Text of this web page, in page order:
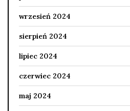
wrzesień 2024
sierpień 2024
lipiec 2024
czerwiec 2024
maj 2024